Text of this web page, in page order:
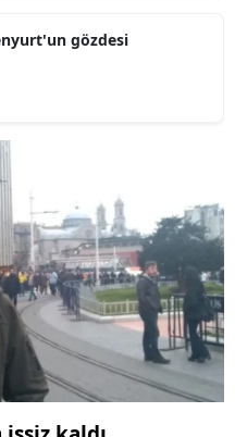
gözdesi